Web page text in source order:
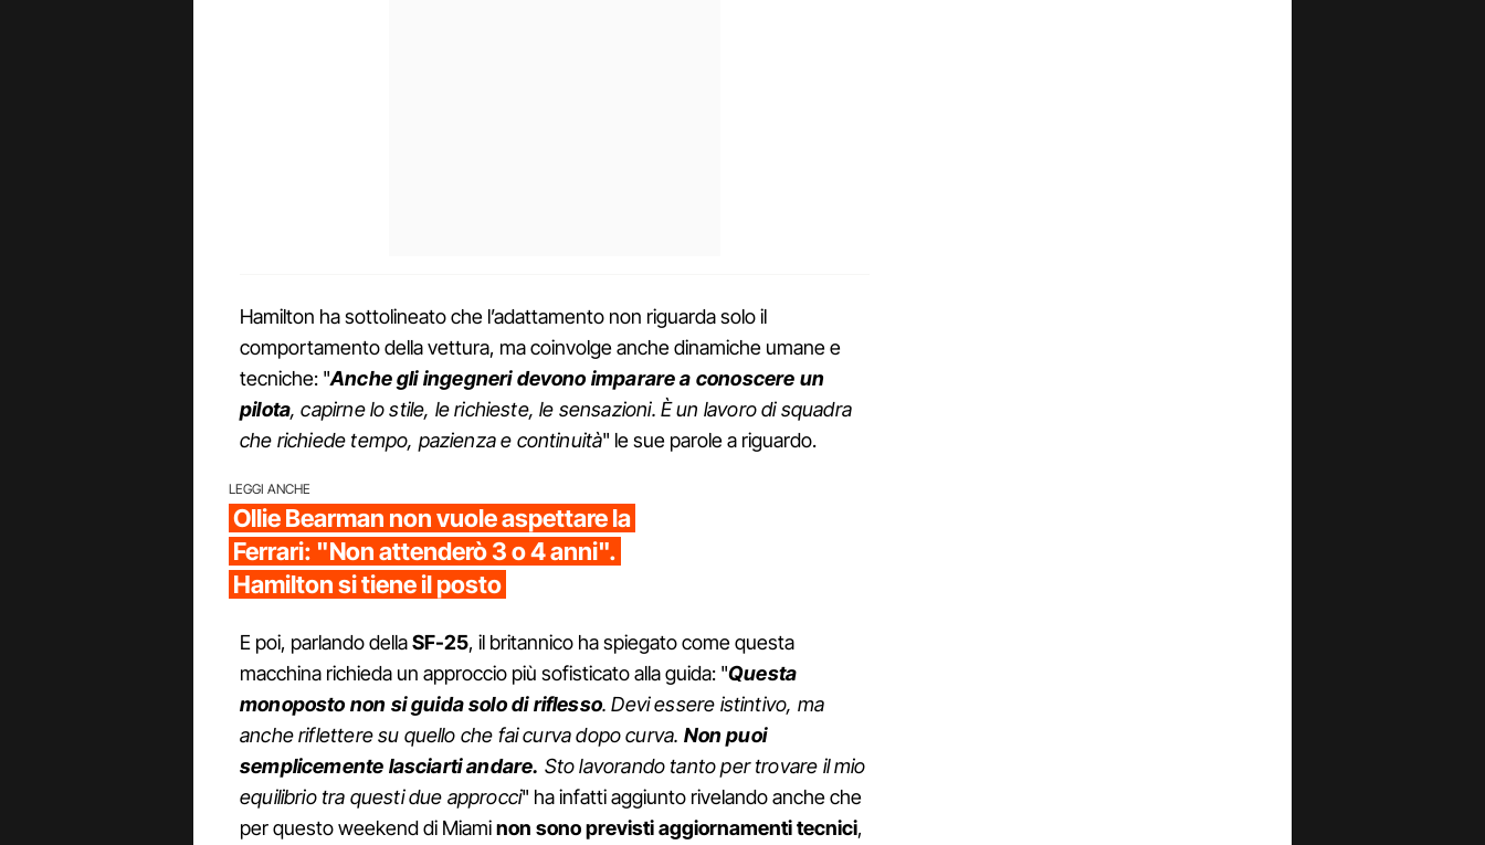
Hamilton ha sottolineato che l’adattamento non riguarda solo il
comportamento della vettura, ma coinvolge anche dinamiche umane e
tecniche: "Anche gli ingegneri devono imparare a conoscere un
pilota, capirne lo stile, le richieste, le sensazioni. È un lavoro di squadra
che richiede tempo, pazienza e continuità" le sue parole a riguardo.
LEGGI ANCHE
Ollie Bearman non vuole aspettare la
Ferrari: "Non attenderò 3 o 4 anni".
Hamilton si tiene il posto
E poi, parlando dellaSF-25, il britannico ha spiegato come questa
macchina richieda un approccio più sofisticato alla guida: "Questa
monoposto non si guida solo di riflesso. Devi essere istintivo, ma
anche riflettere su quello che fai curva dopo curva. Non puoi
semplicemente lasciarti andare. Sto lavorando tanto per trovare il mio
equilibrio tra questi due approcci" ha infatti aggiunto rivelando anche che
per questo weekend di Miaminon sono previsti aggiornamenti tecnici,